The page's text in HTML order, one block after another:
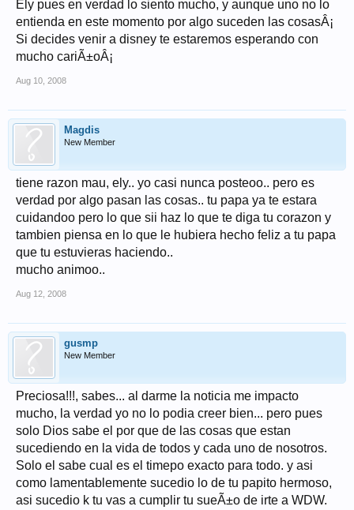
Ely pues en verdad lo siento mucho, y aunque uno no lo
entienda en este momento por algo suceden las cosasÂ¡
Si decides venir a disney te estaremos esperando con
mucho cariÃ±oÂ¡
Aug 10, 2008
Magdis
New Member
tiene razon mau, ely.. yo casi nunca posteoo.. pero es
verdad por algo pasan las cosas.. tu papa ya te estara
cuidandoo pero lo que sii haz lo que te diga tu corazon y
tambien piensa en lo que le hubiera hecho feliz a tu papa
que tu estuvieras haciendo..
mucho animoo..
Aug 12, 2008
gusmp
New Member
Preciosa!!!, sabes... al darme la noticia me impacto
mucho, la verdad yo no lo podia creer bien... pero pues
solo Dios sabe el por que de las cosas que estan
sucediendo en la vida de todos y cada uno de nosotros.
Solo el sabe cual es el timepo exacto para todo. y asi
como lamentablemente sucedio lo de tu papito hermoso,
asi sucedio k tu vas a cumplir tu sueÃ±o de irte a WDW.